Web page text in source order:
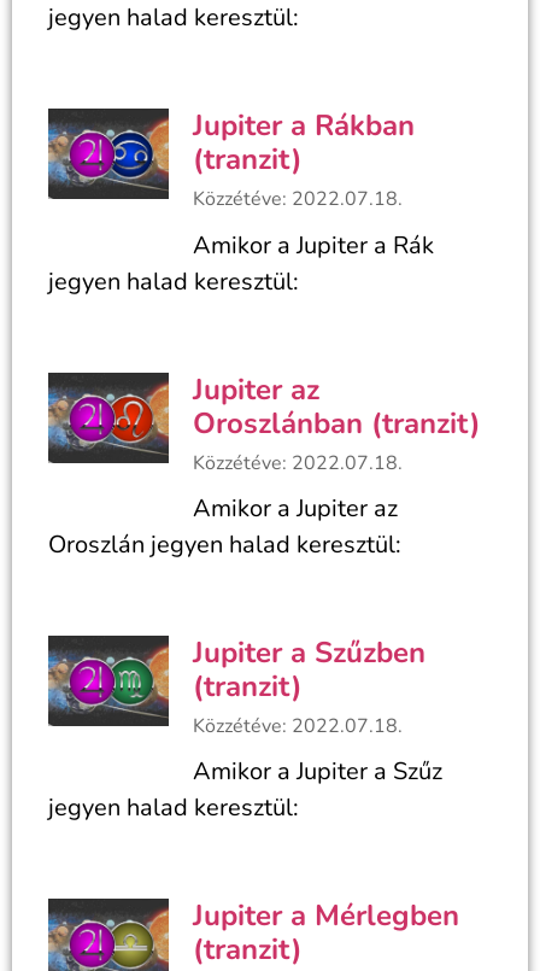
jegyen halad keresztül:
Jupiter a Rákban
(tranzit)
Közzétéve: 2022.07.18.
Amikor a Jupiter a Rák
jegyen halad keresztül:
Jupiter az
Oroszlánban (tranzit)
Közzétéve: 2022.07.18.
Amikor a Jupiter az
Oroszlán jegyen halad keresztül:
Jupiter a Szűzben
(tranzit)
Közzétéve: 2022.07.18.
Amikor a Jupiter a Szűz
jegyen halad keresztül:
Jupiter a Mérlegben
(tranzit)